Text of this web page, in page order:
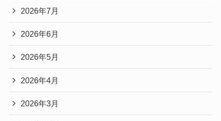
2026年7月
2026年6月
2026年5月
2026年4月
2026年3月